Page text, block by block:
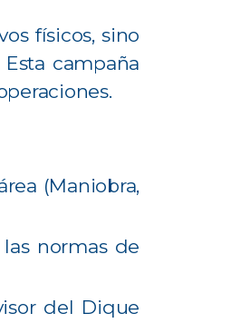
físicos, sino
campaña
(Maniobra,
normas de
del Dique